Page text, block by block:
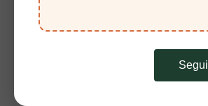
Inicio Tienda